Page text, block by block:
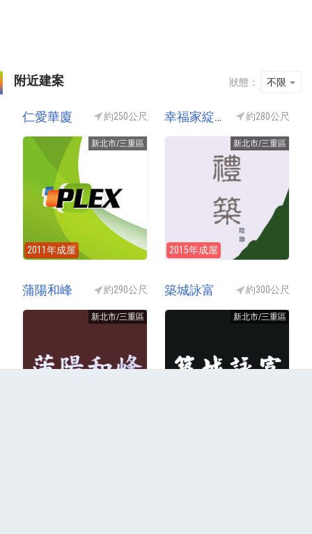
附近建案 狀態： 不限
仁愛華廈 約250公尺
新北市/三重區
2011年成屋
幸福家綻禮築 約280公尺
新北市/三重區
2015年成屋
蒲陽和峰 約290公尺
新北市/三重區
築城詠富 約300公尺
新北市/三重區